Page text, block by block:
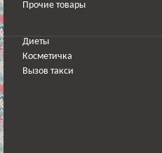
Прочие товары
Диеты
Косметичка
Вызов такси